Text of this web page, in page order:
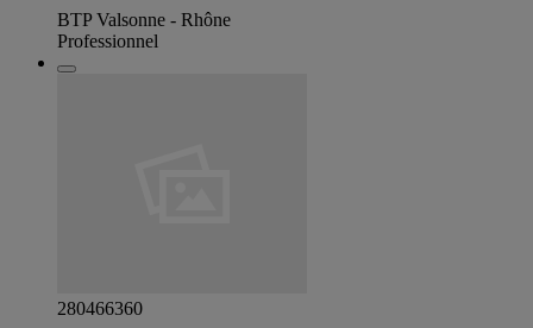
BTP Valsonne - Rhône
Professionnel
280466360